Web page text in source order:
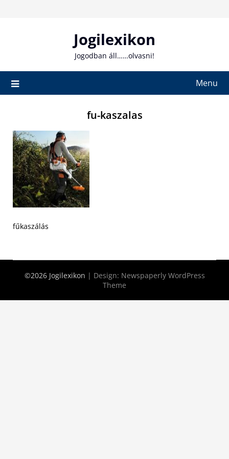
Jogilexikon
Jogodban áll……olvasni!
Menu
fu-kaszalas
fűkaszálás
©2026 Jogilexikon | Design: Newspaperly WordPress
Theme